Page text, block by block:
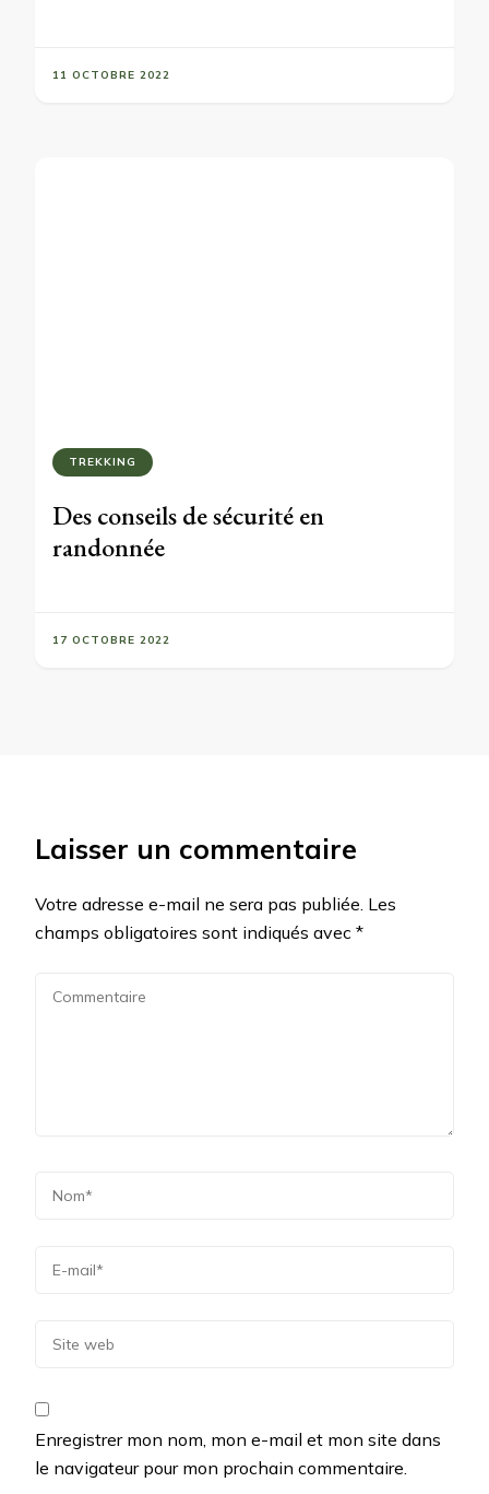
11 OCTOBRE 2022
TREKKING
Des conseils de sécurité en
randonnée
17 OCTOBRE 2022
Laisser un commentaire
Votre adresse e-mail ne sera pas publiée. Les
champs obligatoires sont indiqués avec *
Enregistrer mon nom, mon e-mail et mon site dans
le navigateur pour mon prochain commentaire.